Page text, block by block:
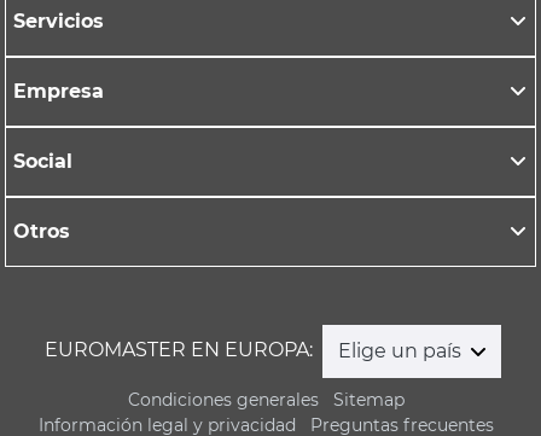
Servicios
Empresa
Social
Otros
EUROMASTER EN EUROPA: Elige un país
Condiciones generales
Sitemap
Información legal y privacidad
Preguntas frecuentes